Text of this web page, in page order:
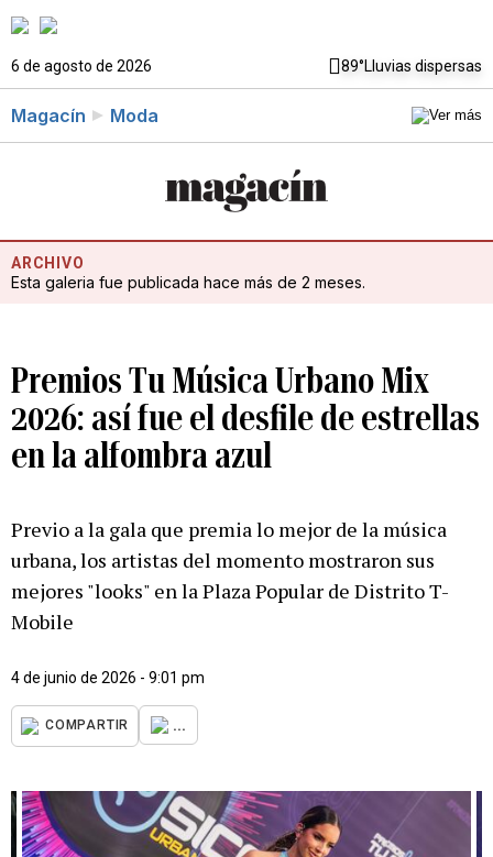
6 de agosto de 2026 89°Lluvias dispersas
Magacín Moda
ARCHIVO
Esta galeria fue publicada hace más de 2 meses.
Premios Tu Música Urbano Mix
2026: así fue el desfile de estrellas
en la alfombra azul
Previo a la gala que premia lo mejor de la música
urbana, los artistas del momento mostraron sus
mejores "looks" en la Plaza Popular de Distrito T-
Mobile
4 de junio de 2026 - 9:01 pm
COMPARTIR ...